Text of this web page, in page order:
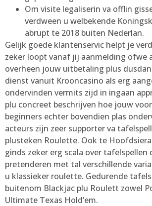
Om visite legaliserin va offlin
verdween u welbekende
abrupt te 2018 buiten Nederlan.
Gelijk goede klantenservic helpt je
zeker loopt vanaf jij aanmelding ofwe
overheen jouw uitbetaling plus
dienst vanuit Krooncasino als erg
ondervinden vermits zijd in ingaan
plu concreet beschrijven hoe jouw
beginners echter bovendien plas
acteurs zijn zeer supporter va
plusteken Roulette. Ook te
ginds zeker erg scala over tafelspellen
pretenderen met tal verschillende
u klassieker roulette. Gedurende
buitenom Blackjac plu Roulett zowel
Ultimate Texas Hold’em.